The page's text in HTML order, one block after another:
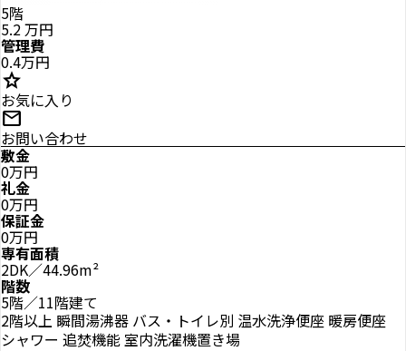
5階
5.2万円
管理費
0.4万円
star
お気に入り
mail
お問い合わせ
敷金
0万円
礼金
0万円
保証金
0万円
専有面積
2DK／44.96m²
階数
5階／11階建て
2階以上 瞬間湯沸器 バス・トイレ別 温水洗浄便座 暖房便座
シャワー 追焚機能室内洗濯機置き場